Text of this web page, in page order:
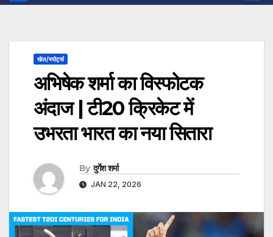
खेल/स्पोर्ट्स
अभिषेक शर्मा का विस्फोटक
अंदाज | टी20 क्रिकेट में
उभरता भारत का नया सितारा
By दुर्गेश शर्मा
JAN 22, 2026